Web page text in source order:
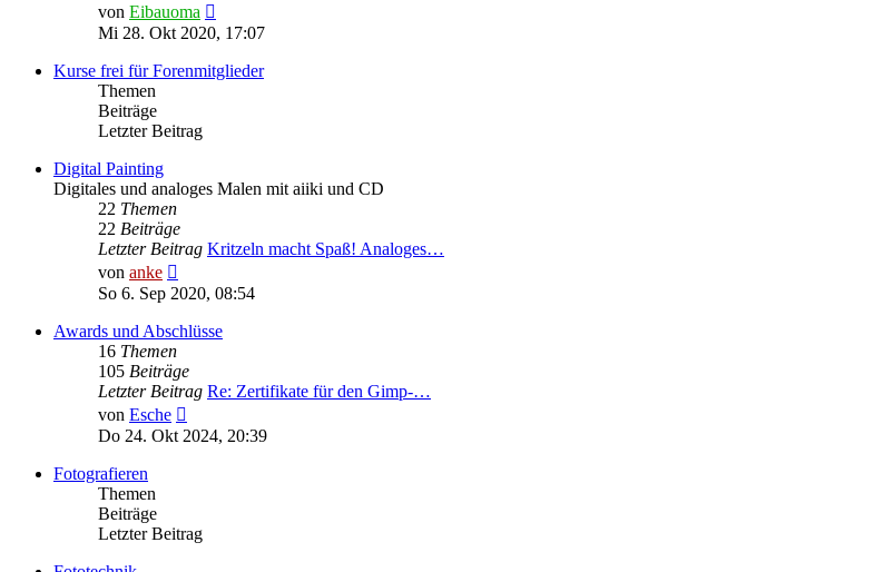
von Eibauoma
Beitrag
Mi 28. Okt 2020, 17:07
Kurse frei für Forenmitglieder
Themen
Beiträge
Letzter Beitrag
Digital Painting
Digitales und analoges Malen mit aiiki und CD
22 Themen
22 Beiträge
Letzter Beitrag Kritzeln macht Spaß! Analoges…
von anke
Beitrag
So 6. Sep 2020, 08:54
Awards und Abschlüsse
16 Themen
105 Beiträge
Letzter Beitrag Re: Zertifikate für den Gimp-…
von Esche
Beitrag
Do 24. Okt 2024, 20:39
Fotografieren
Themen
Beiträge
Letzter Beitrag